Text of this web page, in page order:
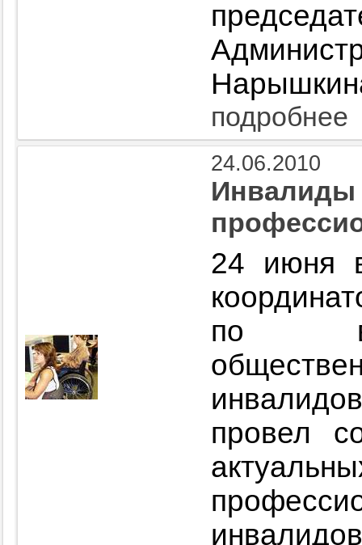
подробнее
24.06.2010
Инвалиды
24 июня
по
провел